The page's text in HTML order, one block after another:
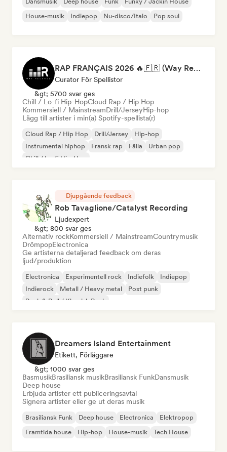
House-musik
Indiepop Nu-disco/Italo Pop soul
RAP FRANÇAIS 2026 🔥🇫🇷 (Way Records)
Curator För Spellistor
&gt; 5700 svar ges
Chill / Lo-fi Hip-HopCloud Rap / Hip Hop
Kommersiell / MainstreamDrill/JerseyHip-hop
Lägg till artister i min(a) Spotify-spellista(r)
Cloud Rap / Hip Hop Drill/Jersey
Hip-hop
Instrumental hiphop
Fransk rap Fälla
Urban pop
Chill / Lo-fi Hip-Hop
Djupgående feedback
Rob Tavaglione/Catalyst Recording
Ljudexpert
&gt; 800 svar ges
Alternativ rockKommersiell / MainstreamCountrymusik
DrömpopElectronica
Ge artisterna detaljerad feedback om deras
ljud/produktion
Electronica Experimentell rock Indiefolk
Indiepop
Indierock
Metall / Heavy metal
Post punk
Rock & Roll / Klassisk Rock
Dreamers Island Entertainment
Etikett, Förläggare
&gt; 1000 svar ges
BasmusikBrasiliansk musikBrasiliansk FunkDansmusik
Deep house
Erbjuda artister ett publiceringsavtal
Signera artister eller ge ut deras musik
Brasiliansk Funk Deep house Electronica
Elektropop
Framtida house
Hip-hop House-musik Tech House